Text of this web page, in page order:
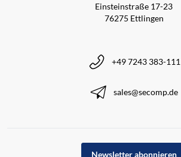
Einsteinstraße 17-23
76275 Ettlingen
+49 7243 383-111
sales@secomp.de
Newsletter abonnieren